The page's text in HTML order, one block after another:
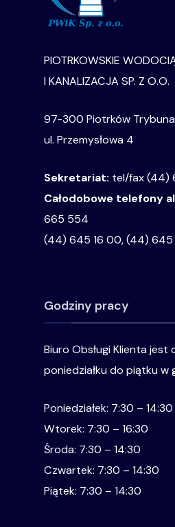
PIOTRKOWSKIE
I KANALIZACJA SP. Z O.O.
97-300 Piotrków
ul. Przemysłowa 4
Sekretariat: tel/fax (44)
Całodobowe telefony
665 554
(44) 645 16 00, (44) 645
Godziny pracy
Biuro Obsługi Klienta jest
poniedziałku do piątku w
Poniedziałek: 7:30 – 14:30
Wtorek: 7:30 – 16:30
Środa: 7:30 – 14:30
Czwartek: 7:30 – 14:30
Piątek: 7:30 – 14:30